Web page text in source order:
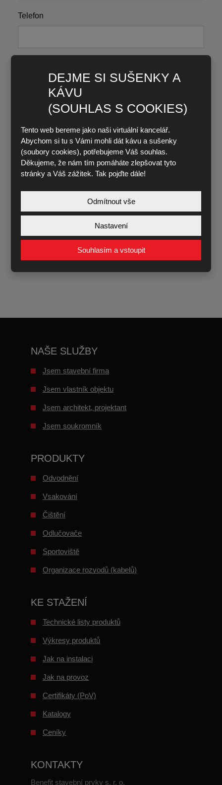
Telefon
*
Souhlasím
osobních
Souhlasím se zpracovánímosobních údajů.
Formulář
NAŠE SLUŽBY
Jsem stavební firma
Jsem vlastník objektu
Jsem architekt, projektant
Jsem soukromník
PRODUKTY
Odvodnění
Vsakování
Čištění
Odlučovače
Sportoviště
Organizace rozvodů (kabelů)
KE STAŽENÍ
Technické listy produktů
Výkresy produktů
Jak na instalaci
Jak na provoz
Certifikáty (PoV)
Katalogy
Ceníky
KONTAKTY
Benefit stavební prvky s. r. o.
DEJME SI SUŠENKY A
KÁVU
(SOUHLAS S COOKIES)
Tento web bereme jako naši virtuální kancelář.
Abychom si tu s Vámi mohli dát kávu a sušenky
(soubory cookies), potřebujeme Váš souhlas.
Děkujeme, že nám tím pomáháte zlepšovat tyto
stránky a Váš zážitek. Tak pojďte dále!
Odmítnout vše
Nastavení
Souhlasím a vstoupit